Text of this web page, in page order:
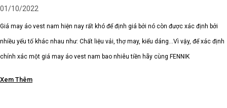
01/10/2022
Giá may áo vest nam hiện nay rất khó để định giá bởi nó còn được xác định bởi
nhiều yếu tố khác nhau như: Chất liệu vải, thợ may, kiểu dáng…Vì vậy, để xác định
chính xác một giá may áo vest nam bao nhiêu tiền hãy cùng FENNIK
Xem Thêm